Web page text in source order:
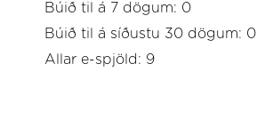
Búið til á 7 dögum: 0
Búið til á síðustu 30 dögum: 0
Allar e-spjöld: 9